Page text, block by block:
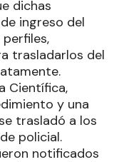
dichas
ingreso del
trasladarlos del
Científica,
y una
trasladó a los
policial.
notificados